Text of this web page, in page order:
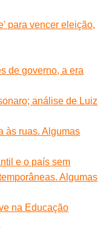
para vencer eleição,
de governo, a era
análise de Luiz
às ruas. Algumas
e o país sem
Algumas
na Educação